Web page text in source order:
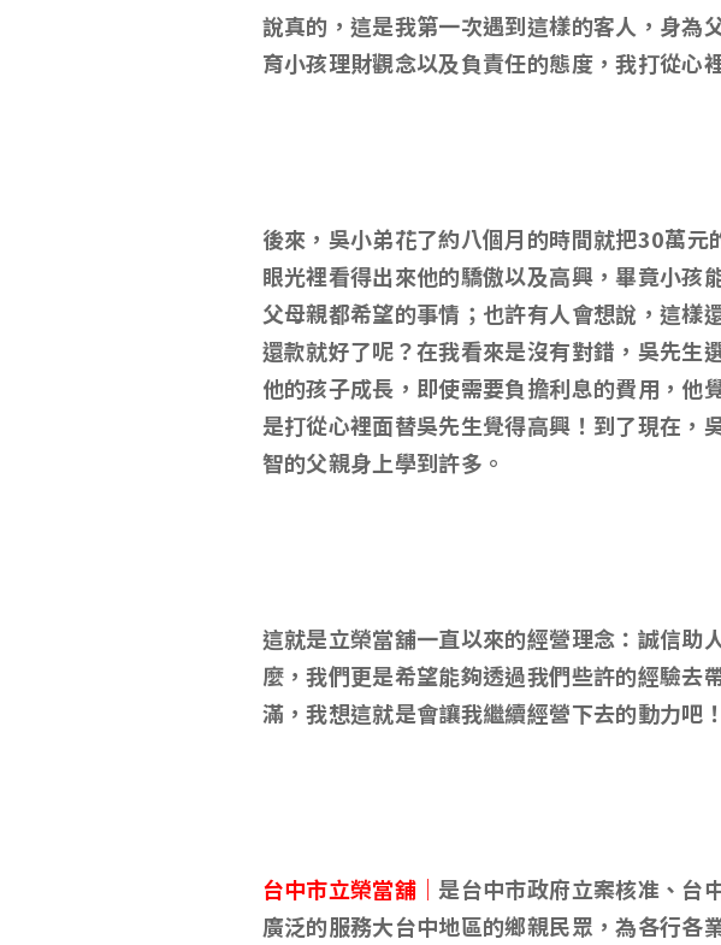
說真的，這是我第一次遇到這樣的客人，身為
育小孩理財觀念以及負責任的態度，我打從心
後來，吳小弟花了約八個月的時間就把30萬
眼光裡看得出來他的驕傲以及高興，畢竟小孩
父母親都希望的事情；也許有人會想說，這樣
還款就好了呢？在我看來是沒有對錯，吳先生
他的孩子成長，即使需要負擔利息的費用，他
是打從心裡面替吳先生覺得高興！到了現在，
智的父親身上學到許多。
這就是立榮當舖一直以來的經營理念：誠信助
麼，我們更是希望能夠透過我們些許的經驗去
滿，我想這就是會讓我繼續經營下去的動力吧！
台中市立榮當舖｜ 是台中市政府立案核准、台
廣泛的服務大台中地區的鄉親民眾，為各行各